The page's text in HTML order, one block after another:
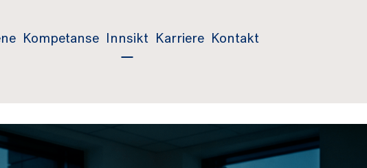
Kompetanse Innsikt Karriere Kontakt